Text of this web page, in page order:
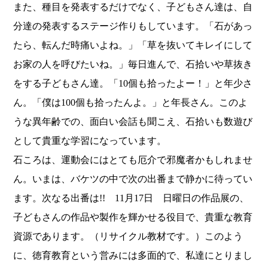
また、種目を発表するだけでなく、子どもさん達は、 自
分達の発表するステージ作りもしています。「石があっ
たら、転んだ時痛いよね。」「草を抜いてキレイにして
お家の人を呼びたいね。」毎日進んで、石拾いや草抜き
をする子どもさん達。「10個も拾ったよー！」 と年少さ
ん。「僕は100個も拾ったんよ。」と年長さん。 このよ
うな異年齢での、面白い会話も聞こえ、石拾いも数遊び
として貴重な学習になっています。
石ころは、運動会にはとても厄介で邪魔者かもしれませ
ん。 いまは、バケツの中で次の出番まで静かに待ってい
ます。 次なる出番は!! 11月17日 日曜日の作品展の、
子どもさんの作品や製作を輝かせる役目で、貴重な教育
資源であります。（リサイクル教材です。） このよう
に、徳育教育という営みには多面的で、私達にとりまし